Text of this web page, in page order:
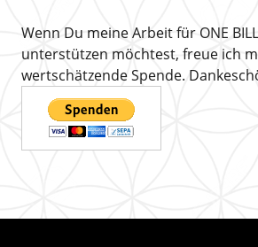
Wenn Du meine Arbeit für ONE
unterstützen möchtest, freue ich
wertschätzende Spende.